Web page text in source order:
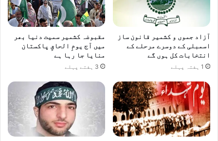
آزاد جموں و کشمیر قانون ساز
اسمبلی کے دوسرے مرحلے کے
انتخابات کل ہوں گے
1 ہفتہ پہلے
مقبوضہ کشمیر سمیت دنیا بھر
میں آج یومِ الحاقِ پاکستان
منایا جا رہا ہے
3 ہفتے پہلے